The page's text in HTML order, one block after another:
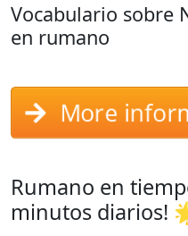
Vocabulario sobre
en rumano
More
Rumano en
minutos diarios!